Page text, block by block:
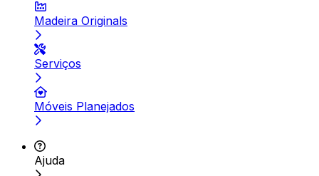
Madeira Originals
Serviços
Móveis Planejados
Ajuda